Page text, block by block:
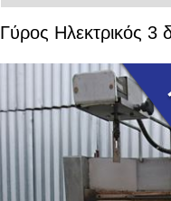
Γύρος Ηλεκτρικός 3